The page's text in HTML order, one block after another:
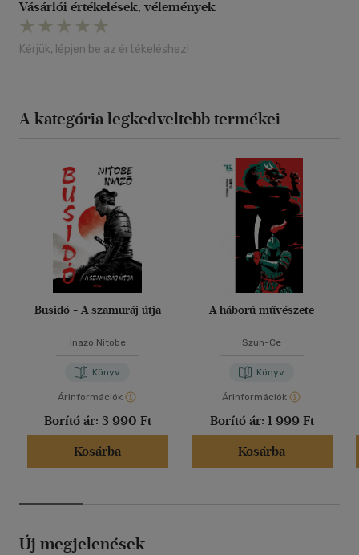
Vásárlói értékelések, vélemények
Kérjük, lépjen be az értékeléshez!
A kategória legkedveltebb termékei
Busidó - A szamuráj útja
Inazo Nitobe
Könyv
Árinformációk
Borító ár: 3 990 Ft
Kosárba
A háború művészete
Szun-Ce
Könyv
Árinformációk
Borító ár: 1 999 Ft
Kosárba
Új megjelenések